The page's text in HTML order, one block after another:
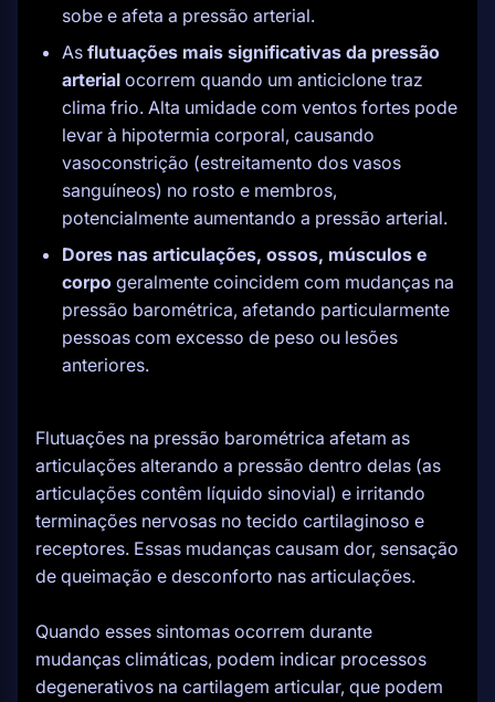
sobe e afeta a pressão arterial.
As flutuações mais significativas da pressão
arterial ocorrem quando um anticiclone traz
clima frio. Alta umidade com ventos fortes pode
levar à hipotermia corporal, causando
vasoconstrição (estreitamento dos vasos
sanguíneos) no rosto e membros,
potencialmente aumentando a pressão arterial.
Dores nas articulações, ossos, músculos e
corpo geralmente coincidem com mudanças na
pressão barométrica, afetando particularmente
pessoas com excesso de peso ou lesões
anteriores.
Flutuações na pressão barométrica afetam as
articulações alterando a pressão dentro delas (as
articulações contêm líquido sinovial) e irritando
terminações nervosas no tecido cartilaginoso e
receptores. Essas mudanças causam dor, sensação
de queimação e desconforto nas articulações.
Quando esses sintomas ocorrem durante
mudanças climáticas, podem indicar processos
degenerativos na cartilagem articular, que podem